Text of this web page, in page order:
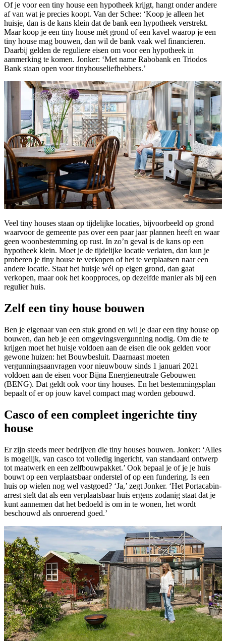
Of je voor een tiny house een hypotheek krijgt, hangt onder andere
af van wat je precies koopt. Van der Schee: ‘Koop je alleen het
huisje, dan is de kans klein dat de bank een hypotheek verstrekt.
Maar koop je een tiny house mét grond of een kavel waarop je een
tiny house mag bouwen, dan wil de bank vaak wel financieren.
Daarbij gelden de reguliere eisen om voor een hypotheek in
aanmerking te komen. Jonker: ‘Met name Rabobank en Triodos
Bank staan open voor tinyhouseliefhebbers.’
Veel tiny houses staan op tijdelijke locaties, bijvoorbeeld op grond
waarvoor de gemeente pas over een paar jaar plannen heeft en waar
geen woonbestemming op rust. In zo’n geval is de kans op een
hypotheek klein. Moet je de tijdelijke locatie verlaten, dan kun je
proberen je tiny house te verkopen of het te verplaatsen naar een
andere locatie. Staat het huisje wél op eigen grond, dan gaat
verkopen, maar ook het koopproces, op dezelfde manier als bij een
regulier huis.
Zelf een tiny house bouwen
Ben je eigenaar van een stuk grond en wil je daar een tiny house op
bouwen, dan heb je een omgevingsvergunning nodig. Om die te
krijgen moet het huisje voldoen aan de eisen die ook gelden voor
gewone huizen: het Bouwbesluit. Daarnaast moeten
vergunningsaanvragen voor nieuwbouw sinds 1 januari 2021
voldoen aan de eisen voor Bijna Energieneutrale Gebouwen
(BENG). Dat geldt ook voor tiny houses. En het bestemmingsplan
bepaalt of er op jouw kavel compact mag worden gebouwd.
Casco of een compleet ingerichte tiny
house
Er zijn steeds meer bedrijven die tiny houses bouwen. Jonker: ‘Alles
is mogelijk, van casco tot volledig ingericht, van standaard ontwerp
tot maatwerk en een zelfbouwpakket.’ Ook bepaal je of je je huis
bouwt op een verplaatsbaar onderstel of op een fundering. Is een
huis op wielen nog wel vastgoed? ‘Ja,’ zegt Jonker. ‘Het Portacabin-
arrest stelt dat als een verplaatsbaar huis ergens zodanig staat dat je
kunt aannemen dat het bedoeld is om in te wonen, het wordt
beschouwd als onroerend goed.’